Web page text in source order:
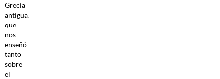
Grecia
antigua,
que
nos
enseñó
tanto
sobre
el